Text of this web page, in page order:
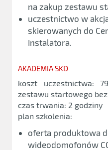
na zakup zestawu
uczestnictwo w
skierowanych do
Instalatora.
AKADEMIA SKD
koszt uczestnictwa:
zestawu startowego
czas trwania: 2 godziny
plan szkolenia:
oferta produktowa
wideodomofonów